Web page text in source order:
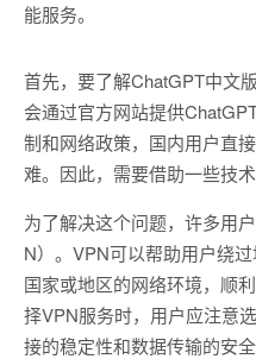
能服务。
首先，要了解ChatGPT中文
会通过官方网站提供
制和网络政策，国内用户直
难。因此，需要借助一些技
为了解决这个问题，许多用
N）。VPN可以帮助用户绕
国家或地区的网络环境，顺
择VPN服务时，用户应注意
接的稳定性和数据传输的安